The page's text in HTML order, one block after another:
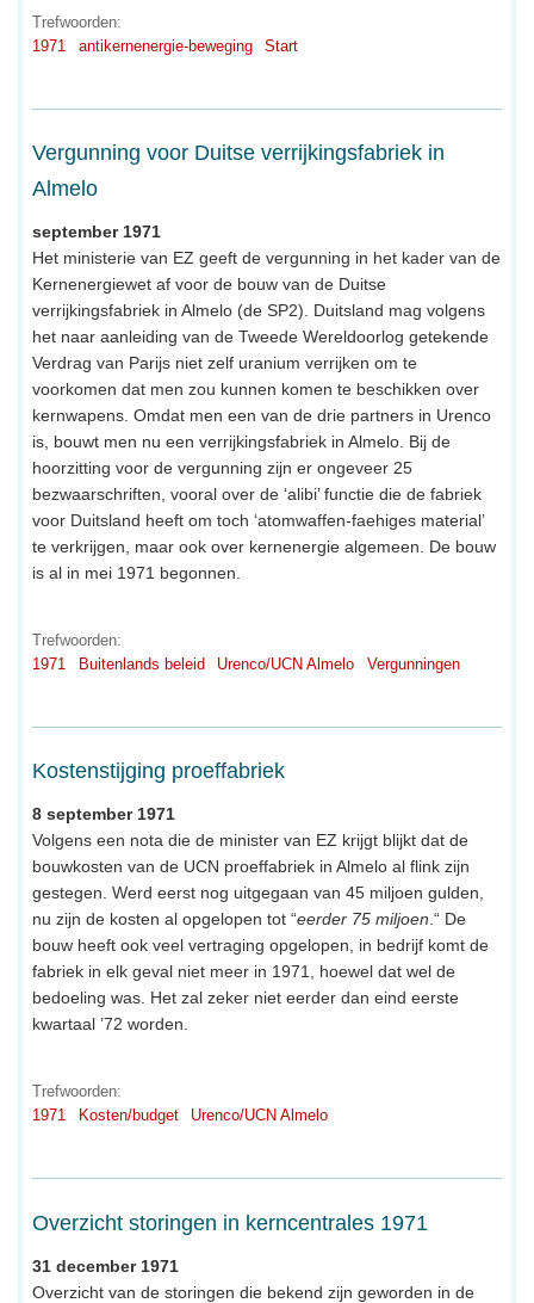
Trefwoorden:
1971
antikernenergie-beweging Start
Vergunning voor Duitse verrijkingsfabriek in
Almelo
september 1971
Het ministerie van EZ geeft de vergunning in het kader van de
Kernenergiewet af voor de bouw van de Duitse
verrijkingsfabriek in Almelo (de SP2). Duitsland mag volgens
het naar aanleiding van de Tweede Wereldoorlog getekende
Verdrag van Parijs niet zelf uranium verrijken om te
voorkomen dat men zou kunnen komen te beschikken over
kernwapens. Omdat men een van de drie partners in Urenco
is, bouwt men nu een verrijkingsfabriek in Almelo. Bij de
hoorzitting voor de vergunning zijn er ongeveer 25
bezwaarschriften, vooral over de ‘alibi’ functie die de fabriek
voor Duitsland heeft om toch ‘atomwaffen-faehiges material’
te verkrijgen, maar ook over kernenergie algemeen. De bouw
is al in mei 1971 begonnen.
Trefwoorden:
1971
Buitenlands beleid Urenco/UCN Almelo Vergunningen
Kostenstijging proeffabriek
8 september 1971
Volgens een nota die de minister van EZ krijgt blijkt dat de
bouwkosten van de UCN proeffabriek in Almelo al flink zijn
gestegen. Werd eerst nog uitgegaan van 45 miljoen gulden,
nu zijn de kosten al opgelopen tot “eerder 75 miljoen.“ De
bouw heeft ook veel vertraging opgelopen, in bedrijf komt de
fabriek in elk geval niet meer in 1971, hoewel dat wel de
bedoeling was. Het zal zeker niet eerder dan eind eerste
kwartaal ’72 worden.
Trefwoorden:
1971
Kosten/budget Urenco/UCN Almelo
Overzicht storingen in kerncentrales 1971
31 december 1971
Overzicht van de storingen die bekend zijn geworden in de